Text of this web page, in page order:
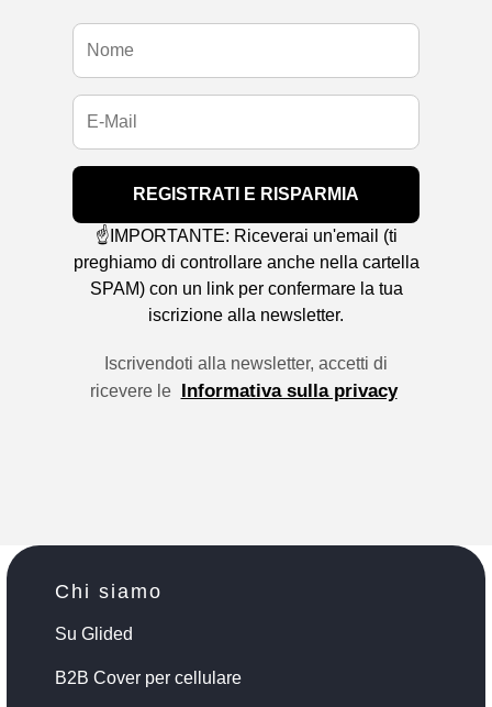
REGISTRATI E RISPARMIA
☝️IMPORTANTE: Riceverai un'email (ti
preghiamo di controllare anche nella cartella
SPAM) con un link per confermare la tua
iscrizione alla newsletter.
Iscrivendoti alla newsletter, accetti di
ricevere le Informativa sulla privacy
Chi siamo
Su Glided
B2B Cover per cellulare